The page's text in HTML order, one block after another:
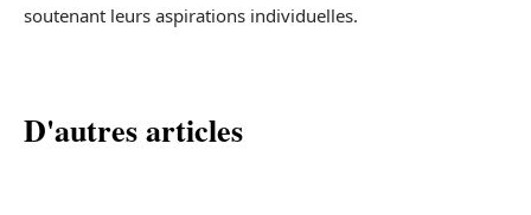
soutenant leurs aspirations individuelles.
D'autres articles